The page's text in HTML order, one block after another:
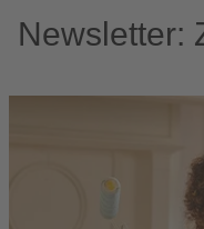
Newsletter: